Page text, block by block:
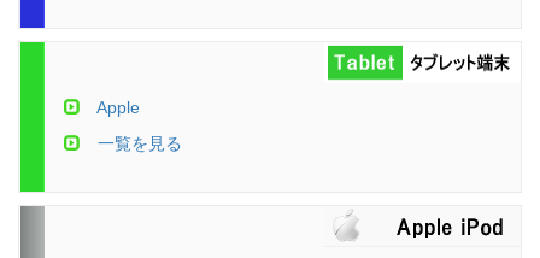
Apple
一覧を見る